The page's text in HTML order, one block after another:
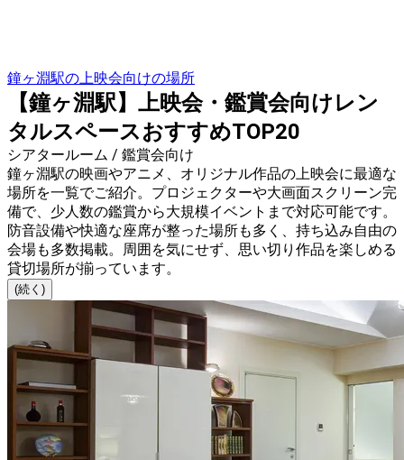
鐘ヶ淵駅の上映会向けの場所
【鐘ヶ淵駅】上映会・鑑賞会向けレン
タルスペースおすすめTOP20
シアタールーム / 鑑賞会向け
鐘ヶ淵駅の映画やアニメ、オリジナル作品の上映会に最適な
場所を一覧でご紹介。プロジェクターや大画面スクリーン完
備で、少人数の鑑賞から大規模イベントまで対応可能です。
防音設備や快適な座席が整った場所も多く、持ち込み自由の
会場も多数掲載。周囲を気にせず、思い切り作品を楽しめる
貸切場所が揃っています。
(続く)